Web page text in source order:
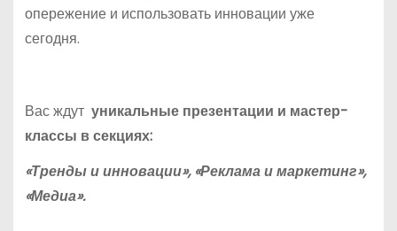
опережение и использовать инновации уже
сегодня.
Вас ждут уникальные презентации и мастер-
классы в секциях:
«Тренды и инновации», «Реклама и маркетинг»,
«Медиа».